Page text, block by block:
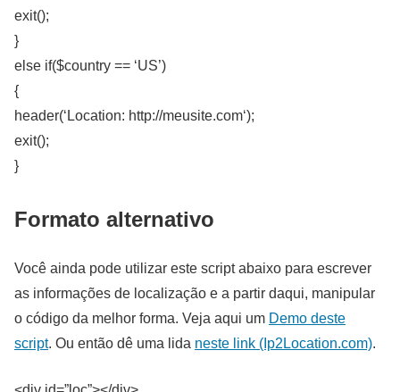
exit();
}
else if($country == ‘US’)
{
header(‘Location: http://meusite.com‘);
exit();
}
Formato alternativo
Você ainda pode utilizar este script abaixo para escrever
as informações de localização e a partir daqui, manipular
o código da melhor forma. Veja aqui um Demo deste
script. Ou então dê uma lida neste link (Ip2Location.com).